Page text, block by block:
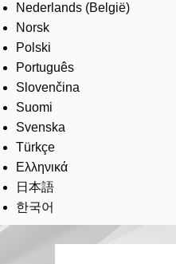
Nederlands (België)
Norsk
Polski
Português
Slovenčina
Suomi
Svenska
Türkçe
Ελληνικά
日本語
한국어